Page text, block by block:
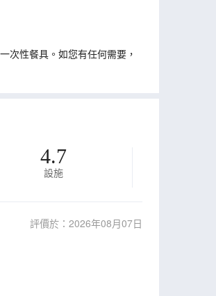
次性餐具。如您有任何需要，
4.7
設施
評價於：2026年08月07日